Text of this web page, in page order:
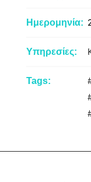
Ημερομηνία:
Υπηρεσίες:
Tags: